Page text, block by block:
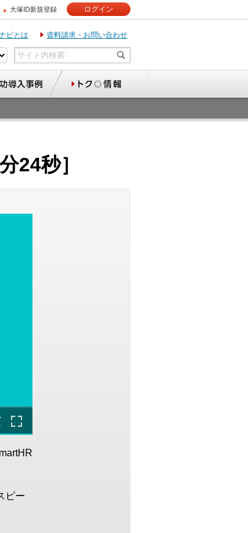
大塚ID新規登録 ログイン
ビとは 資料請求・お問い合わせ
24秒］
ピー